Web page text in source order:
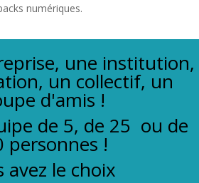
numériques.
une institution,
un collectif, un
d'amis !
de 5, de 25 ou de
personnes !
avez le choix